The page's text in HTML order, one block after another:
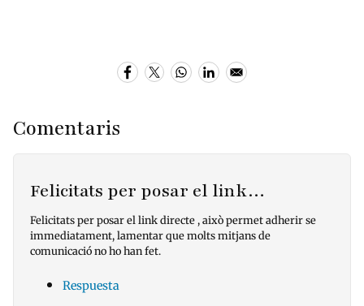
Comentaris
Felicitats per posar el link…
Felicitats per posar el link directe , això permet adherir se
immediatament, lamentar que molts mitjans de
comunicació no ho han fet.
Respuesta